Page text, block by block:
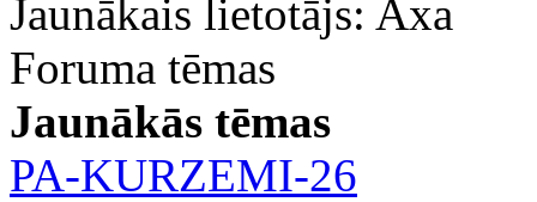
Jaunākais lietotājs: Axa
Foruma tēmas
Jaunākās tēmas
PA-KURZEMI-26